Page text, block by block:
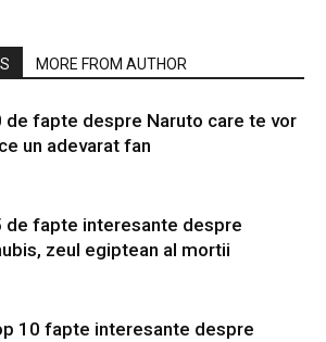
MORE FROM AUTHOR
de fapte despre Naruto care te vor
un adevarat fan
de fapte interesante despre
zeul egiptean al mortii
10 fapte interesante despre